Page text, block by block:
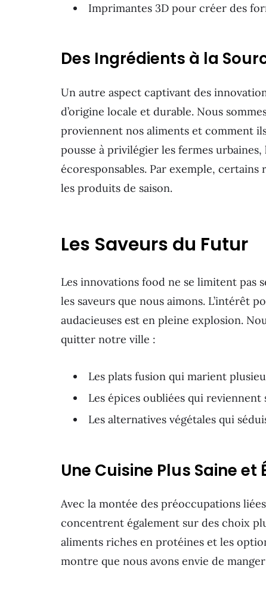
Imprimantes 3D pour créer des
Des Ingrédients à la
Un autre aspect captivant des
d’origine locale et durable. Nous
proviennent nos aliments et comment
pousse à privilégier les fermes
écoresponsables. Par exemple,
les produits de saison.
Les Saveurs du Futur
Les innovations food ne se limitent pas
les saveurs que nous aimons. L’intérêt
audacieuses est en pleine explosion.
quitter notre ville :
Les plats fusion qui marient
Les épices oubliées qui reviennent
Les alternatives végétales qui
Une Cuisine Plus Saine et
Avec la montée des préoccupations
concentrent également sur des choix
aliments riches en protéines et les
montre que nous avons envie de